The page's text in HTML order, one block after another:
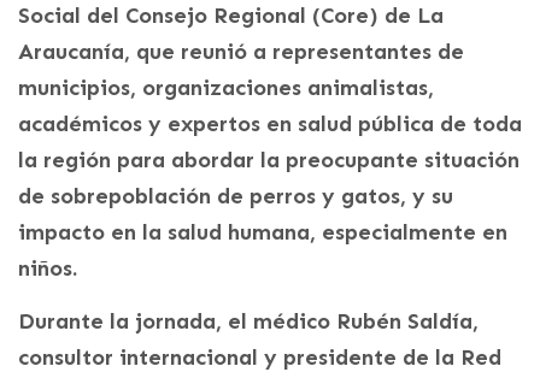
Social del Consejo Regional (Core) de La
Araucanía, que reunió a representantes de
municipios, organizaciones animalistas,
académicos y expertos en salud pública de toda
la región para abordar la preocupante situación
de sobrepoblación de perros y gatos, y su
impacto en la salud humana, especialmente en
niños.
Durante la jornada, el médico Rubén Saldía,
consultor internacional y presidente de la Red